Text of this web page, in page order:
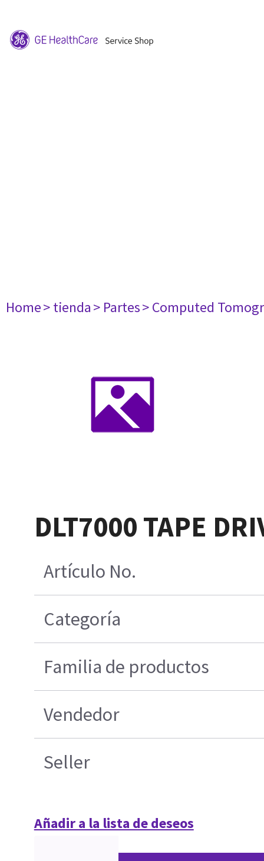
Home> tienda> Partes> Computed
DLT7000 TAPE
Artículo No.
Categoría
Familia de productos
Vendedor
Seller
Añadir a la lista de deseos